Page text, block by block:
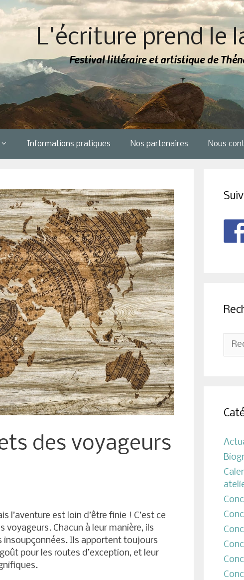
L'écriture prend le
Festival littéraire et artistique de
Informations pratiques Nos partenaires Nous
des voyageurs
l’aventure est loin d’être finie ! C’est ce
voyageurs. Chacun à leur manière, ils
insoupçonnées. Ils apportent toujours
pour les routes d’exception, et leur